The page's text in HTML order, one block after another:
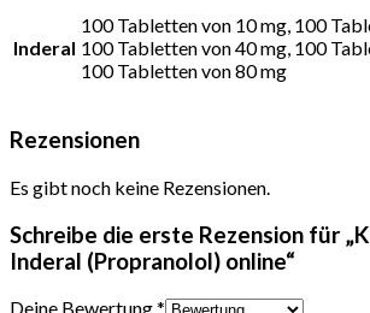
Inderal
100 Tabletten von 10 mg, 100
100 Tabletten von 40 mg, 100
100 Tabletten von 80 mg
Rezensionen
Es gibt noch keine Rezensionen.
Schreibe die erste Rezension für
Inderal (Propranolol) online“
Deine Bewertung*